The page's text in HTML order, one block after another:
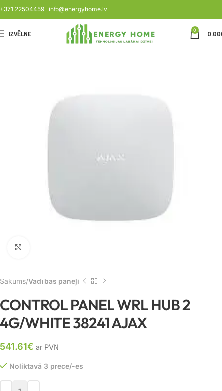
+371 22504459 info@energyhome.lv
IZVĒLNE 0 0.00
Sākums Vadības paneļi
CONTROL PANEL WRL HUB 2
4G/WHITE 38241 AJAX
541.61€ ar PVN
Noliktavā 3 prece/-es